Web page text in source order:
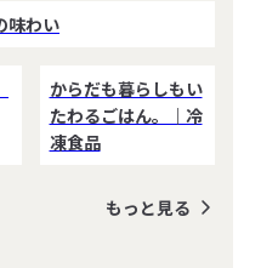
味わい
からだも暮らしもい
たわるごはん。｜冷
凍食品
もっと見る